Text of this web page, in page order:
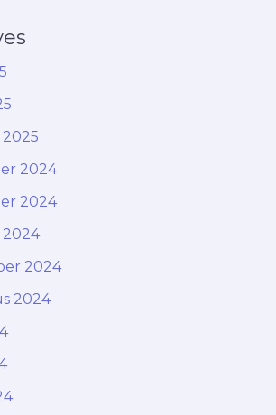
2024
2024
2024
2024